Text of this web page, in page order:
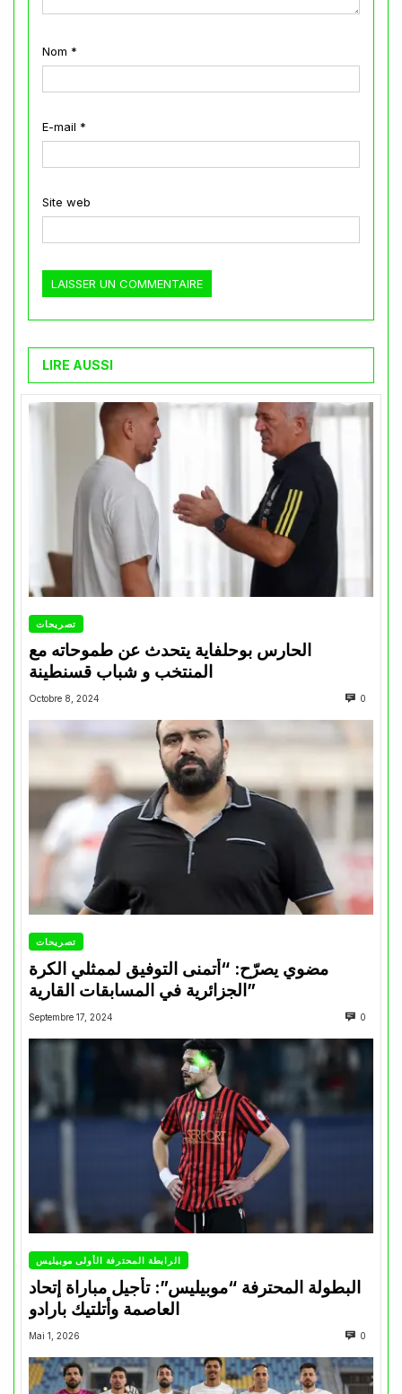
Nom *
E-mail *
Site web
LIRE AUSSI
تصريحات
الحارس بوحلفاية يتحدث عن طموحاته مع
المنتخب و شباب قسنطينة
Octobre 8, 2024 0
تصريحات
مضوي يصرّح: “أتمنى التوفيق لممثلي الكرة
الجزائرية في المسابقات القارية”
Septembre 17, 2024 0
الرابطة المحترفة الأولى موبيليس
البطولة المحترفة “موبيليس”: تأجيل مباراة إتحاد
العاصمة وأتلتيك بارادو
Mai 1, 2026 0